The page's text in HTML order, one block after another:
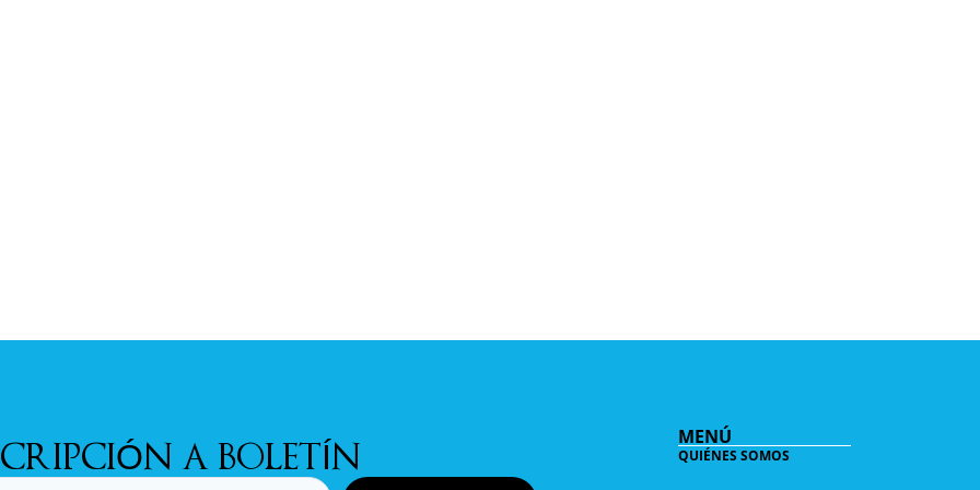
A BOLETÍN
MENÚ
QUIÉNES SOMOS